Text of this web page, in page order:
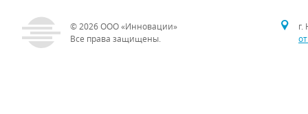
© 2026ООО «Инновации»
Все права защищены.